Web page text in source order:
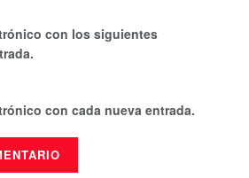
con los siguientes
con cada nueva entrada.